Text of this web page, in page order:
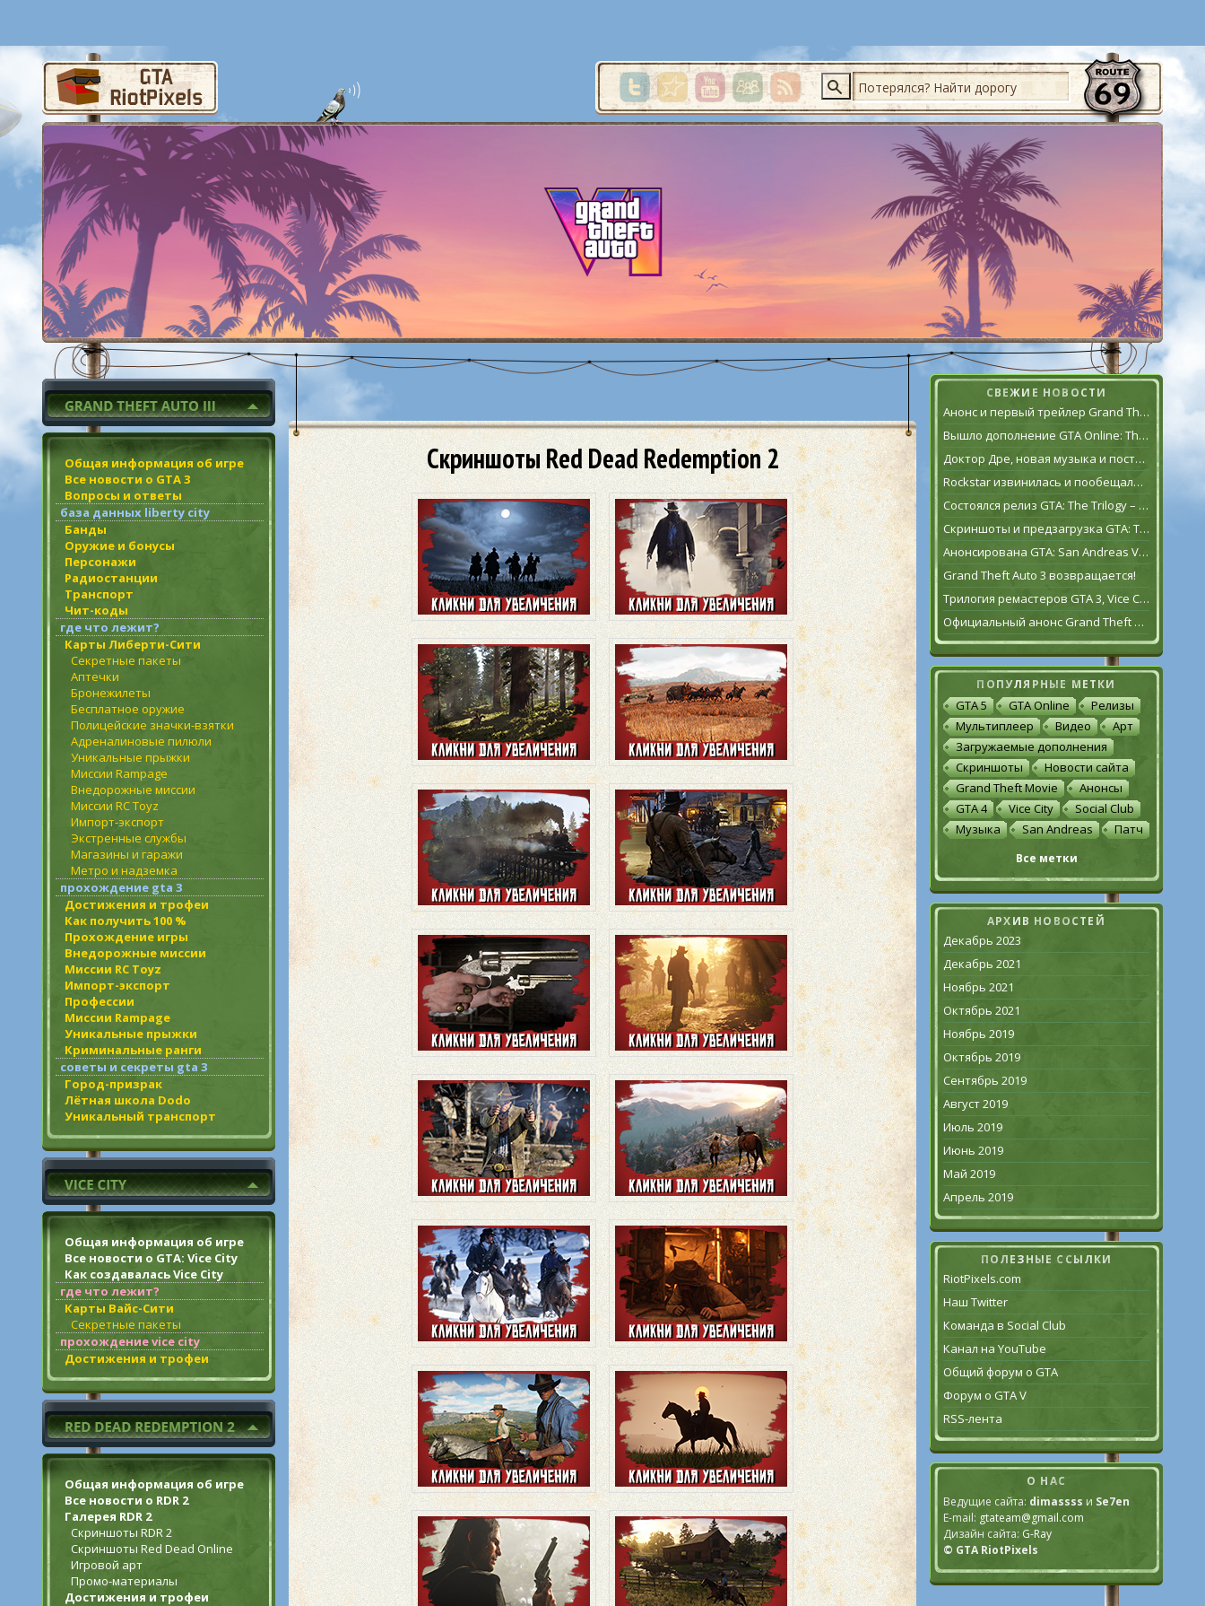
Поиск
Общая информация об игре
Все новости о GTA 3
Вопросы и ответы
база данных liberty city
Банды
Оружие и бонусы
Персонажи
Радиостанции
Транспорт
Чит-коды
где что лежит?
Карты Либерти-Сити
Секретные пакеты
Аптечки
Бронежилеты
Бесплатное оружие
Полицейские значки-взятки
Адреналиновые пилюли
Уникальные прыжки
Миссии Rampage
Внедорожные миссии
Миссии RC Toyz
Импорт-экспорт
Экстренные службы
Магазины и гаражи
Метро и надземка
прохождение gta 3
Достижения и трофеи
Как получить 100 %
Прохождение игры
Внедорожные миссии
Миссии RC Toyz
Импорт-экспорт
Профессии
Миссии Rampage
Уникальные прыжки
Криминальные ранги
советы и секреты gta 3
Город-призрак
Лётная школа Dodo
Уникальный транспорт
Общая информация об игре
Все новости о GTA: Vice City
Как создавалась Vice City
где что лежит?
Карты Вайс-Сити
Секретные пакеты
прохождение vice city
Достижения и трофеи
Общая информация об игре
Все новости о RDR 2
Галерея RDR 2
Скриншоты RDR 2
Скриншоты Red Dead Online
Игровой арт
Промо-материалы
Достижения и трофеи
Скриншоты Red Dead Redemption 2
СВЕЖИЕ НОВОСТИ
Анонс и первый трейлер Grand Theft Auto VI
Вышло дополнение GTA Online: The Contract
Доктор Дре, новая музыка и постаревший Франклин Клинтон в дополнении GTA Online: The Contract
Rockstar извинилась и пообещала исправить GTA: The Trilogy – The Definitive Edition [обновлено]
Состоялся релиз GTA: The Trilogy – The Definitive Edition
Скриншоты и предзагрузка GTA: The Trilogy – The Definitive Edition
Анонсирована GTA: San Andreas VR для Oculus Quest 2
Grand Theft Auto 3 возвращается!
Трилогия ремастеров GTA 3, Vice City и San Andreas выйдет 11 ноября
Официальный анонс Grand Theft Auto: The Trilogy – The Definitive Edition
ПОПУЛЯРНЫЕ МЕТКИ
GTA 5 GTA Online
Релизы
Мультиплеер
Видео
Арт
Загружаемые дополнения
Скриншоты
Новости сайта
Grand Theft Movie
Анонсы
GTA 4
Vice City
Social Club
Музыка
San Andreas Патч
Все метки
АРХИВ НОВОСТЕЙ
Декабрь 2023
Декабрь 2021
Ноябрь 2021
Октябрь 2021
Ноябрь 2019
Октябрь 2019
Сентябрь 2019
Август 2019
Июль 2019
Июнь 2019
Май 2019
Апрель 2019
ПОЛЕЗНЫЕ ССЫЛКИ
RiotPixels.com
Наш Twitter
Команда в Social Club
Канал на YouTube
Общий форум о GTA
Форум о GTA V
RSS-лента
О НАС
Ведущие сайта: dimassss и Se7en
E-mail: gtateam@gmail.com
Дизайн сайта: G-Ray
© GTA RiotPixels